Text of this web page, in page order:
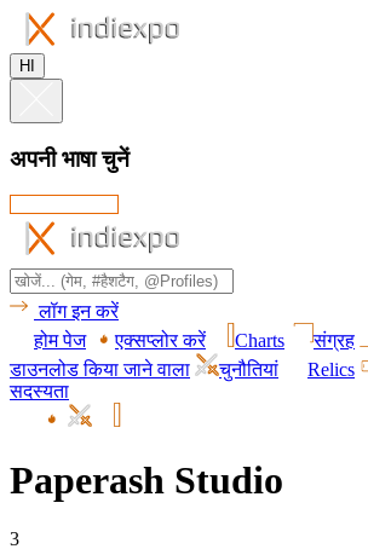
HI
अपनी भाषा चुनें
लॉग इन करें
होम पेज
एक्सप्लोर करें Charts संग्रह
डाउनलोड किया जाने वाला
चुनौतियां Relics
सदस्यता
Paperash Studio
3